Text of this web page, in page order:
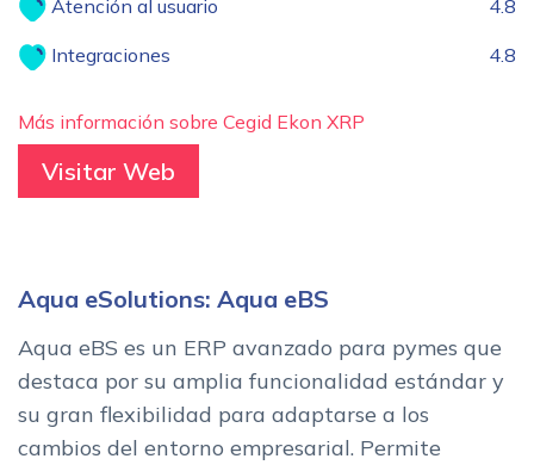
Atención al usuario 4.8
Integraciones 4.8
Más información sobre Cegid Ekon XRP
Visitar Web
Aqua eSolutions: Aqua eBS
Aqua eBS es un ERP avanzado para pymes que
destaca por su amplia funcionalidad estándar y
su gran flexibilidad para adaptarse a los
cambios del entorno empresarial. Permite